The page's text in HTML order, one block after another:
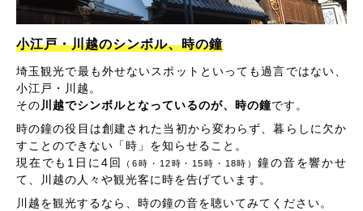
小江戸・川越のシンボル、時の鐘
埼玉観光で最も外せないスポットといっても過言ではない、
小江戸・川越。
その川越でシンボルとなっているのが、時の鐘です。
時の鐘の役目は創建された当初から変わらず、暮らしに欠か
すことのできない「時」を知らせること。
現在でも1日に4回
（6時・12時・15時・18時）鐘の音を響かせ
て、川越の人々や観光客に時を告げています。
川越を観光するなら、時の鐘の音を聴いてみてください。